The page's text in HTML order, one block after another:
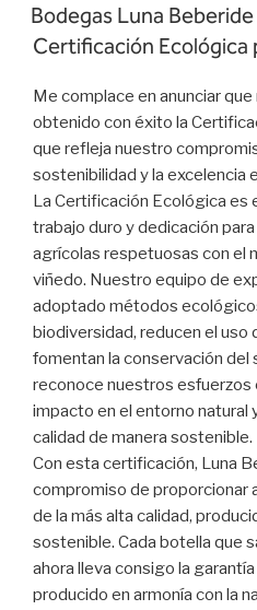
EL
Bodegas Luna
Certificación Ecológica
Me complace en anunciar
obtenido con éxito la
que refleja nuestro
sostenibilidad y la excelencia
La Certificación Ecológica es
trabajo duro y dedicación
agrícolas respetuosas con el
viñedo. Nuestro equipo de
adoptado métodos
biodiversidad, reducen el
fomentan la conservación del
reconoce nuestros esfuerzos
impacto en el entorno natural
calidad de manera sostenible.
Con esta certificación, Luna
compromiso de proporcionar
de la más alta calidad,
sostenible. Cada botella que
ahora lleva consigo la
producido en armonía con la